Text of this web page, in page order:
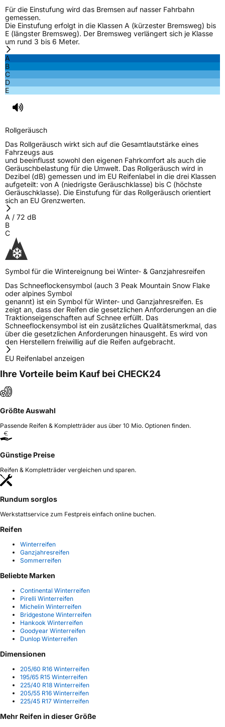
Für die Einstufung wird das Bremsen auf nasser Fahrbahn
gemessen.
Die Einstufung erfolgt in die Klassen A (kürzester Bremsweg) bis
E (längster Bremsweg). Der Bremsweg verlängert sich je Klasse
um rund 3 bis 6 Meter.
A
B
C
D
E
Rollgeräusch
Das Rollgeräusch wirkt sich auf die Gesamtlautstärke eines
Fahrzeugs aus
und beeinflusst sowohl den eigenen Fahrkomfort als auch die
Geräuschbelastung für die Umwelt. Das Rollgeräusch wird in
Dezibel (dB) gemessen und im EU Reifenlabel in die drei Klassen
aufgeteilt: von A (niedrigste Geräuschklasse) bis C (höchste
Geräuschklasse). Die Einstufung für das Rollgeräusch orientiert
sich an EU Grenzwerten.
A / 72 dB
B
C
Symbol für die Wintereignung bei Winter- & Ganzjahresreifen
Das Schneeflockensymbol (auch 3 Peak Mountain Snow Flake
oder alpines Symbol
genannt) ist ein Symbol für Winter- und Ganzjahresreifen. Es
zeigt an, dass der Reifen die gesetzlichen Anforderungen an die
Traktionseigenschaften auf Schnee erfüllt. Das
Schneeflockensymbol ist ein zusätzliches Qualitätsmerkmal, das
über die gesetzlichen Anforderungen hinausgeht. Es wird von
den Herstellern freiwillig auf die Reifen aufgebracht.
EU Reifenlabel anzeigen
Ihre Vorteile beim Kauf bei CHECK24
Größte Auswahl
Passende Reifen & Kompletträder aus über 10 Mio. Optionen finden.
Günstige Preise
Reifen & Kompletträder vergleichen und sparen.
Rundum sorglos
Werkstattservice zum Festpreis einfach online buchen.
Reifen
Winterreifen
Ganzjahresreifen
Sommerreifen
Beliebte Marken
Continental Winterreifen
Pirelli Winterreifen
Michelin Winterreifen
Bridgestone Winterreifen
Hankook Winterreifen
Goodyear Winterreifen
Dunlop Winterreifen
Dimensionen
205/60 R16 Winterreifen
195/65 R15 Winterreifen
225/40 R18 Winterreifen
205/55 R16 Winterreifen
225/45 R17 Winterreifen
Mehr Reifen in dieser Größe